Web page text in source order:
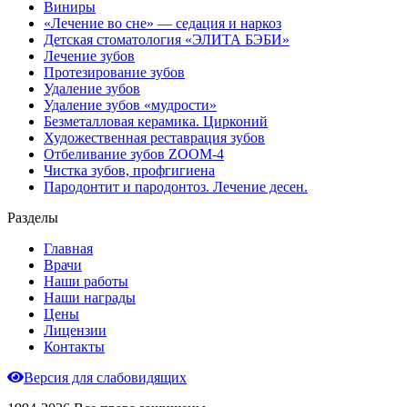
Виниры
«Лечение во сне» — седация и наркоз
Детская стоматология «ЭЛИТА БЭБИ»
Лечение зубов
Протезирование зубов
Удаление зубов
Удаление зубов «мудрости»
Безметалловая керамика. Цирконий
Художественная реставрация зубов
Отбеливание зубов ZOOM-4
Чистка зубов, профгигиена
Пародонтит и пародонтоз. Лечение десен.
Разделы
Главная
Врачи
Наши работы
Наши награды
Цены
Лицензии
Контакты
Версия для слабовидящих